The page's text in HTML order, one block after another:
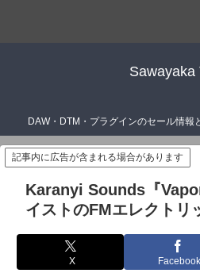
Sawayaka
DAW・DTM・プラグインのセール情報
記事内に広告が含まれる場合があります
Karanyi Sounds『
イストのFMエレクトリ
X Facebook